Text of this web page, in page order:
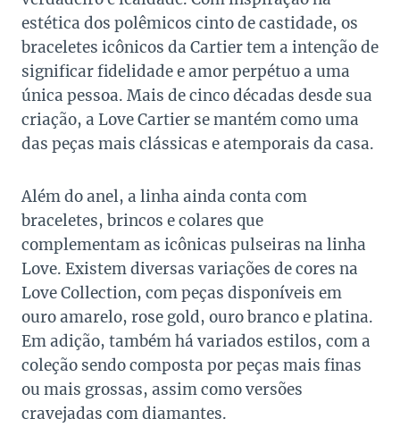
estética dos polêmicos cinto de castidade, os
braceletes icônicos da Cartier tem a intenção de
significar fidelidade e amor perpétuo a uma
única pessoa. Mais de cinco décadas desde sua
criação, a Love Cartier se mantém como uma
das peças mais clássicas e atemporais da casa.
Além do anel, a linha ainda conta com
braceletes, brincos e colares que
complementam as icônicas pulseiras na linha
Love. Existem diversas variações de cores na
Love Collection, com peças disponíveis em
ouro amarelo, rose gold, ouro branco e platina.
Em adição, também há variados estilos, com a
coleção sendo composta por peças mais finas
ou mais grossas, assim como versões
cravejadas com diamantes.